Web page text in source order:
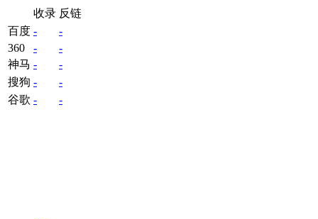
收录 反链
百度 -
-
360
-
-
神马 -
-
搜狗 -
-
谷歌 - -